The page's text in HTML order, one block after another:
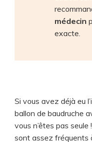
médecin
exacte.
Si vous avez déjà eu
ballon de baudruche
vous n’êtes pas
sont assez fréquents